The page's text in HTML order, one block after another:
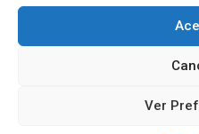
Ver